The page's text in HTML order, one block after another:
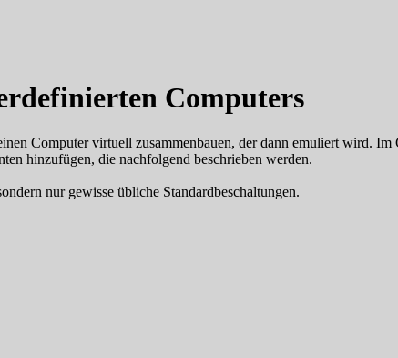
Computers
Computer virtuell zusammenbauen, der dann emuliert wird.
hinzufügen, die nachfolgend beschrieben werden.
nur gewisse übliche Standardbeschaltungen.